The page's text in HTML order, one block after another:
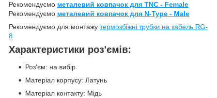
Рекомендуємо металевий ковпачок для TNC - Female
Рекомендуємо металевий ковпачок для N-Type - Male
Рекомендуємо для монтажу термозбіжні трубки на кабель RG-
8
Характеристики роз'ємів:
Роз'єм: на вибір
Матеріал корпусу: Латунь
Матеріал контакту: Мідь